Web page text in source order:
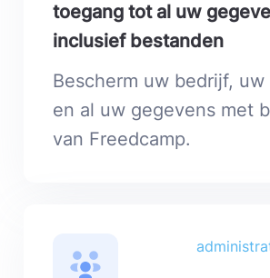
toegang tot al uw
inclusief bestanden
Bescherm uw bedrijf, uw
en al uw gegevens met
van Freedcamp.